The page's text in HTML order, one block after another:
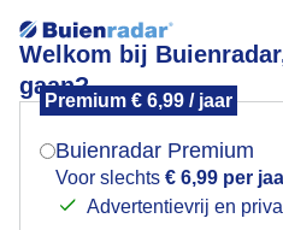
Welkom bij
gaan?
Premium € 6,99 / jaar
Buienradar Premium
Voor slechts € 6,99 per
Advertentievrij en
Onze hond op het
Mogen we je locatie